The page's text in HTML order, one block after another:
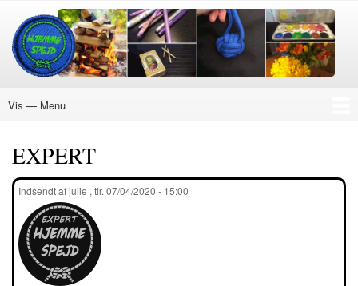
Gå
hovedindhold
Menu
Vis — Menu
EXPERT
Indsendt afjulie ,tir. 07/04/2020 - 15:00